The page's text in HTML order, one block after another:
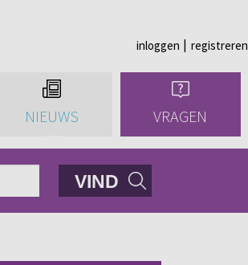
inloggen registreren
NIEUWS VRAGEN
VIND